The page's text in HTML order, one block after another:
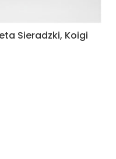
Sieradzki, Koigi